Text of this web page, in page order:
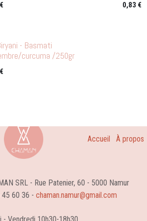
€ 0,83 €
- Basmati
curcuma /250gr
€
Accueil À propos
SRL - Rue Patenier, 60 - 5000 Namur
45 60 36 - chaman.namur@gmail.com